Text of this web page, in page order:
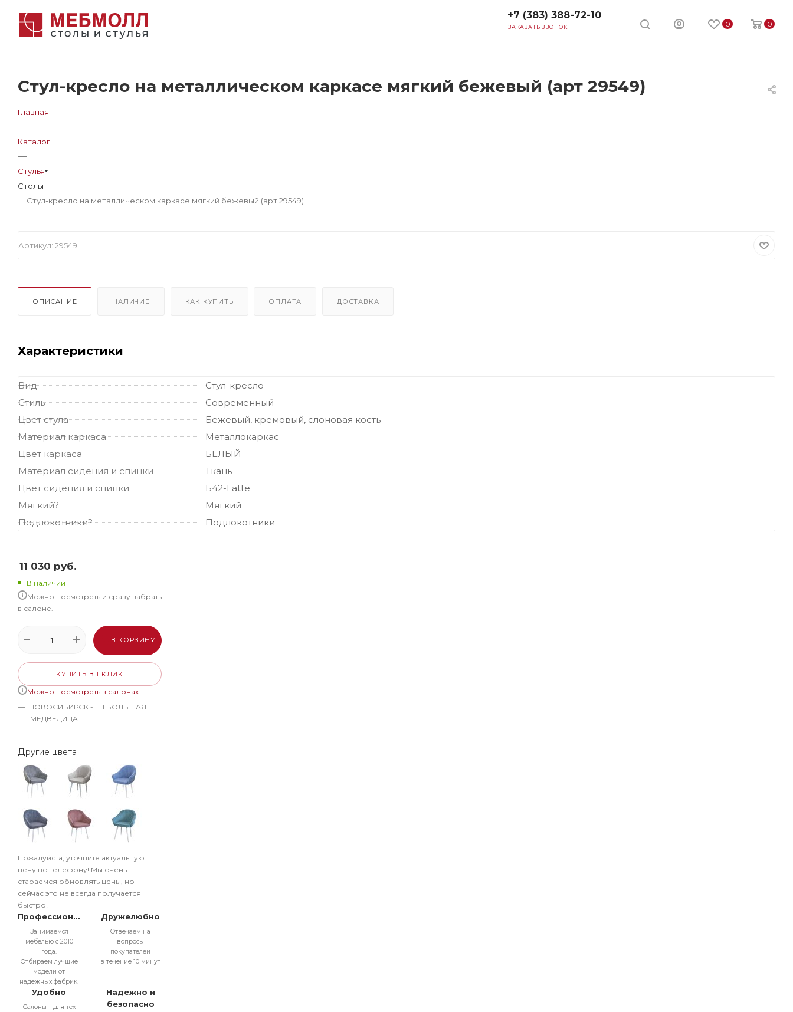
0 0
+7 (383) 388-72-10
ЗАКАЗАТЬ ЗВОНОК
Стул-кресло на металлическом каркасе мягкий бежевый (арт 29549)
Главная
—
Каталог
—
Стулья
Столы
—Стул-кресло на металлическом каркасе мягкий бежевый (арт 29549)
Артикул: 29549
ОПИСАНИЕ НАЛИЧИЕ КАК КУПИТЬ ОПЛАТА ДОСТАВКА
Характеристики
Вид
Стул-кресло
Стиль
Современный
Цвет стула
Бежевый, кремовый, слоновая кость
Материал каркаса
Металлокаркас
Цвет каркаса
БЕЛЫЙ
Материал сидения и спинки
Ткань
Цвет сидения и спинки
Б42-Latte
Мягкий?
Мягкий
Подлокотники?
Подлокотники
11 030 руб.
В наличии
Можно посмотреть и сразу забрать
в салоне.
В КОРЗИНУ
КУПИТЬ В 1 КЛИК
Можно посмотреть в салонах:
НОВОСИБИРСК - ТЦ БОЛЬШАЯ
МЕДВЕДИЦА
Другие цвета
Пожалуйста, уточните актуальную
цену по телефону! Мы очень
стараемся обновлять цены, но
сейчас это не всегда получается
быстро!
Профессионально
Занимаемся
мебелью с 2010
года.
Отбираем лучшие
модели от
надежных фабрик.
Дружелюбно
Отвечаем на
вопросы
покупателей
в течение 10 минут
Удобно
Салоны – для тех
Надежно и
безопасно